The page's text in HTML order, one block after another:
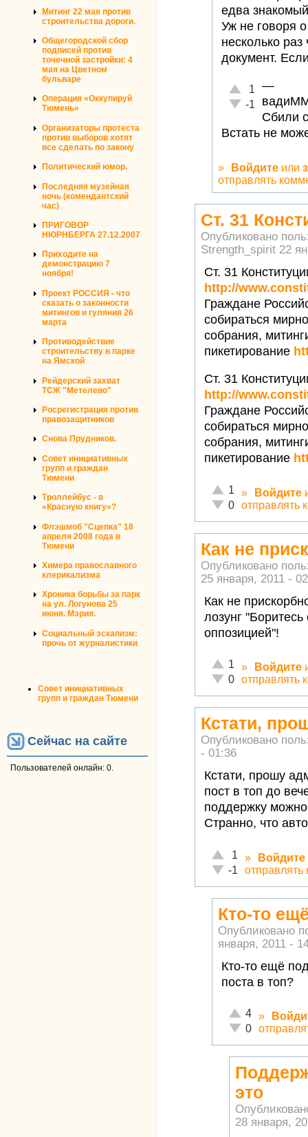
Митинг 22 мая против
строительства дороги.
Общегородской сбор
подписей против
точечной застройки: 4
мая на Цветном
бульваре
Операция «Оккупируй
Тюмень»
Организаторы протеста
против выборов хотят
все сделать по закону
Политический юмор.
Последняя музейная
ночь (комендантский
час)
ПРИГОВОР
НЮРНБЕРГА 27.12.2007
Приходите на
демонстрацию 7
ноября!
Проект РОССИЯ - что
сказать о законности
митингов и гуляния 26
марта
Противодействие
строительству в парке
на Ямской
Рейдерский захват
ТСЖ "Метелево"
Росрегистрация против
правозащитников
Снова Прудников.
Совет инициативных
групп и граждан
Тюмени
Троллейбус - в
«Красную книгу»?
Флэшмоб "Сцепка" 18
апреля 2008 года в
Тюмени
Химера православного
клерикализма
Хроника борьбы за парк
на ул. Логунова 25
июня. Мэрия.
Социальный эскапизм:
прочь от журналистики
Совет инициативных
групп и граждан Тюмени
Сейчас на сайте
Пользователей онлайн: 0.
едва
Уж не говоря
несколько раз
документ.
Отлично!
1
Неадекватно!
-1
—
Сбили
Встать не
» Войдите или
отправлять
Ст. 31
Опубликовано
Strength_spirit 22
Ст. 31
http://
Граждане
собираться
собрания,
пикетирование
Ст. 31
http://
Граждане
собираться
собрания,
пикетирование
Отлично!
1
Неадекватно!
0
» Войдите
отправлять
Как не
Опубликовано
25 января, 2011 -
Как не
лозунг
оппозицией"!
Отлично!
1
Неадекватно!
0
» Войдите
отправлять
Кстати,
Опубликовано
- 01:36
Кстати, прошу
пост в топ до
поддержку можно
Странно, что
Отлично!
1
Неадекватно!
-1
» Войдите
Кто-то
Опубликовано
января, 2011 -
Кто-то ещё
поста в топ?
Отлично!
4
Неадекватно!
0
»
это
28 января,